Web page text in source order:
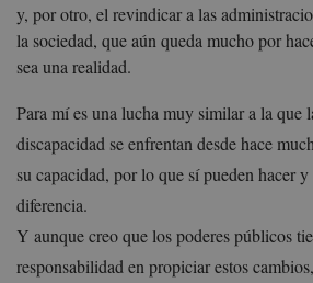
y, por otro, el revindicar a las
la sociedad, que aún queda mucho por
sea una realidad.
Para mí es una lucha muy similar a la que
discapacidad se enfrentan desde hace
su capacidad, por lo que sí pueden hacer
diferencia.
Y aunque creo que los poderes públicos
responsabilidad en propiciar estos